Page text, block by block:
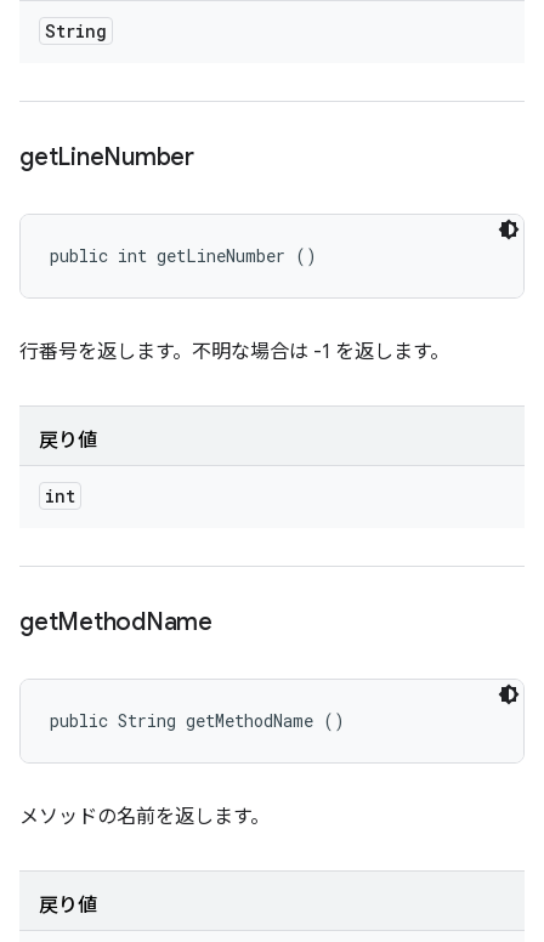
String
getLineNumber
public int getLineNumber ()
行番号を返します。不明な場合は -1 を返します。
戻り値
int
getMethodName
public String getMethodName ()
メソッドの名前を返します。
戻り値